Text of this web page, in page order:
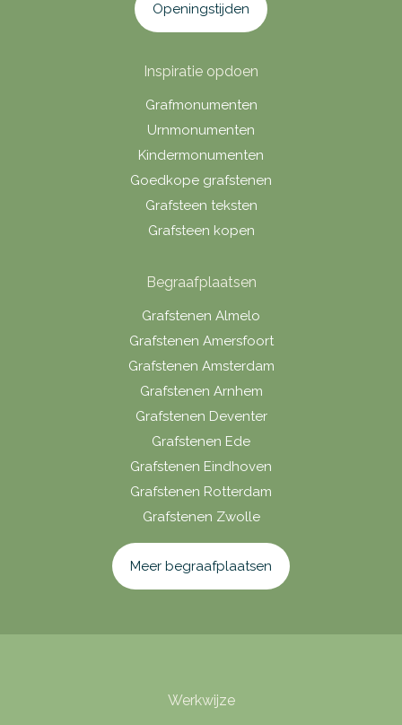
Openingstijden
Inspiratie opdoen
Grafmonumenten
Urnmonumenten
Kindermonumenten
Goedkope grafstenen
Grafsteen teksten
Grafsteen kopen
Begraafplaatsen
Grafstenen Almelo
Grafstenen Amersfoort
Grafstenen Amsterdam
Grafstenen Arnhem
Grafstenen Deventer
Grafstenen Ede
Grafstenen Eindhoven
Grafstenen Rotterdam
Grafstenen Zwolle
Meer begraafplaatsen
Werkwijze